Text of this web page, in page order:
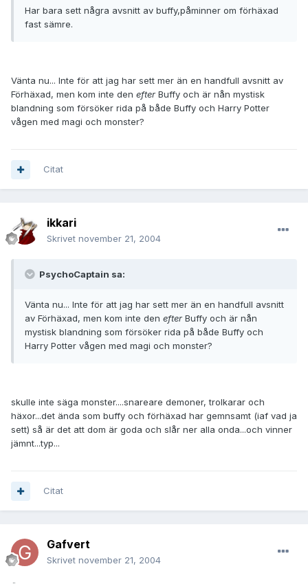
Har bara sett några avsnitt av buffy,påminner om förhäxad
fast sämre.
Vänta nu... Inte för att jag har sett mer än en handfull avsnitt av
Förhäxad, men kom inte den efter Buffy och är nån mystisk
blandning som försöker rida på både Buffy och Harry Potter
vågen med magi och monster?
Citat
ikkari
Skrivet november 21, 2004
PsychoCaptain sa:
Vänta nu... Inte för att jag har sett mer än en handfull avsnitt
av Förhäxad, men kom inte den efter Buffy och är nån
mystisk blandning som försöker rida på både Buffy och
Harry Potter vågen med magi och monster?
skulle inte säga monster....snareare demoner, trolkarar och
häxor...det ända som buffy och förhäxad har gemnsamt (iaf vad ja
sett) så är det att dom är goda och slår ner alla onda...och vinner
jämnt...typ...
Citat
Gafvert
Skrivet november 21, 2004